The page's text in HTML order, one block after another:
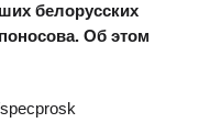
белорусских
Об этом